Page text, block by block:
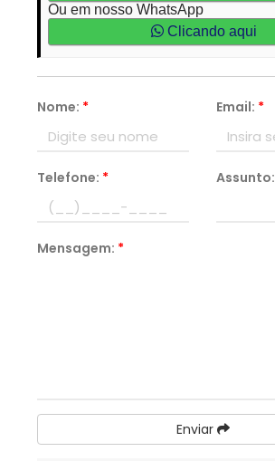
Ou em nosso WhatsApp
Clicando aqui
Nome: * Email: *
Telefone: * Assunto:
Mensagem: *
Enviar